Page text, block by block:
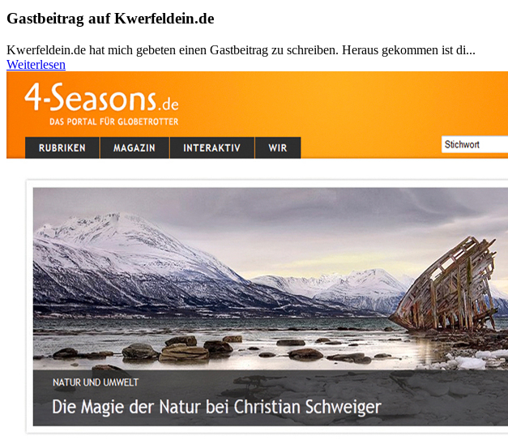
Gastbeitrag auf Kwerfeldein.de
Kwerfeldein.de hat mich gebeten einen Gastbeitrag zu schreiben. Heraus gekommen ist di...
Weiterlesen